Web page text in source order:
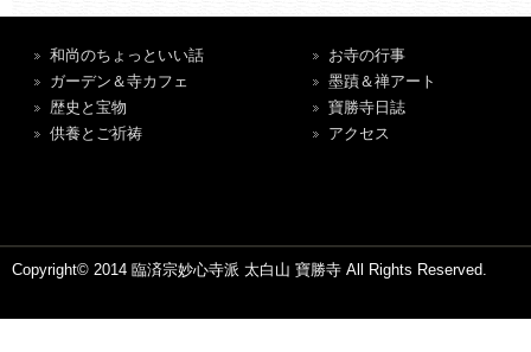
和尚のちょっといい話
ガーデン＆寺カフェ
歴史と宝物
供養とご祈祷
お寺の行事
墨蹟＆禅アート
寶勝寺日誌
アクセス
Copyright© 2014 臨済宗妙心寺派 太白山 寶勝寺 All Rights Reserved.